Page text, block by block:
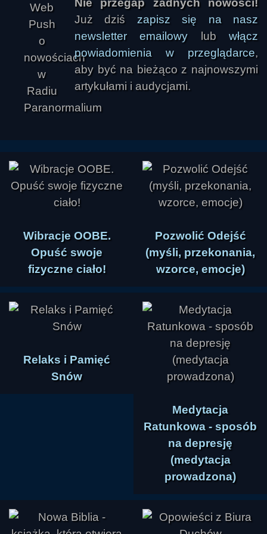
Nie przegap żadnych nowości!
Już dziś zapisz się na nasz
newsletter emailowy lubwłącz
powiadomienia w przeglądarce,
aby być na bieżąco z najnowszymi
artykułami i audycjami.
Wibracje OOBE.
Opuść swoje
fizyczne ciało!
Pozwolić Odejść
(myśli, przekonania,
wzorce, emocje)
Relaks i Pamięć
Snów
Medytacja
Ratunkowa - sposób
na depresję
(medytacja
prowadzona)